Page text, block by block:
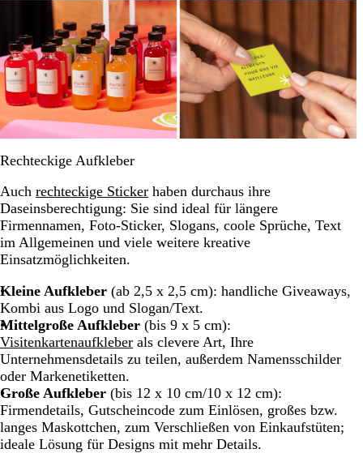
Rechteckige Aufkleber
Auch rechteckige Sticker haben durchaus ihre
Daseinsberechtigung: Sie sind ideal für längere
Firmennamen, Foto-Sticker, Slogans, coole Sprüche, Text
im Allgemeinen und viele weitere kreative
Einsatzmöglichkeiten.
Kleine Aufkleber (ab 2,5 x 2,5 cm): handliche Giveaways,
Kombi aus Logo und Slogan/Text.
Mittelgroße Aufkleber (bis 9 x 5 cm):
Visitenkartenaufkleber als clevere Art, Ihre
Unternehmensdetails zu teilen, außerdem Namensschilder
oder Markenetiketten.
Große Aufkleber (bis 12 x 10 cm/10 x 12 cm):
Firmendetails, Gutscheincode zum Einlösen, großes bzw.
langes Maskottchen, zum Verschließen von Einkaufstüten;
ideale Lösung für Designs mit mehr Details.